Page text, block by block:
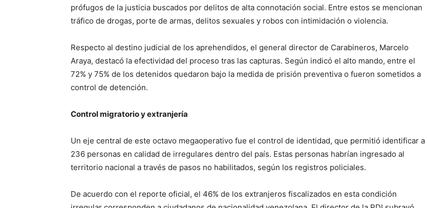
prófugos de la justicia buscados por delitos de alta connotación social. Entre estos se mencionan
tráfico de drogas, porte de armas, delitos sexuales y robos con intimidación o violencia.
Respecto al destino judicial de los aprehendidos, el general director de Carabineros, Marcelo
Araya, destacó la efectividad del proceso tras las capturas. Según indicó el alto mando, entre el
72% y 75% de los detenidos quedaron bajo la medida de prisión preventiva o fueron sometidos a
control de detención.
Control migratorio y extranjería
Un eje central de este octavo megaoperativo fue el control de identidad, que permitió identificar a
236 personas en calidad de irregulares dentro del país. Estas personas habrían ingresado al
territorio nacional a través de pasos no habilitados, según los registros policiales.
De acuerdo con el reporte oficial, el 46% de los extranjeros fiscalizados en esta condición